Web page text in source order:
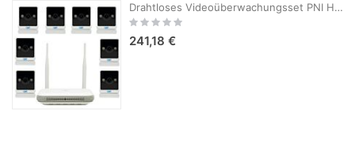
Drahtloses Videoüberwachungsset PNI House WiFi800 NVR und 8 PNI IP744 4MP-Kameras
Rating:
241,18 €